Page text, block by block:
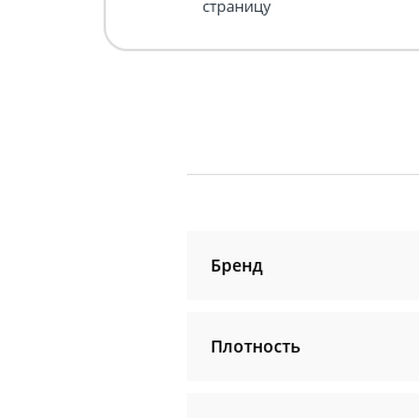
страницу
Бренд
Плотность